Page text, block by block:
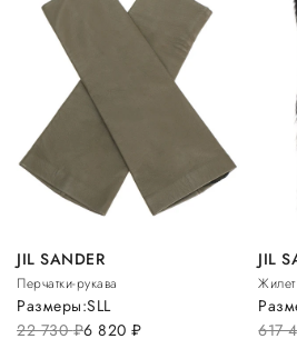
JIL SANDER
Перчатки-рукава
22 730руб.6 820 руб.
Размеры:SLL
JIL
617